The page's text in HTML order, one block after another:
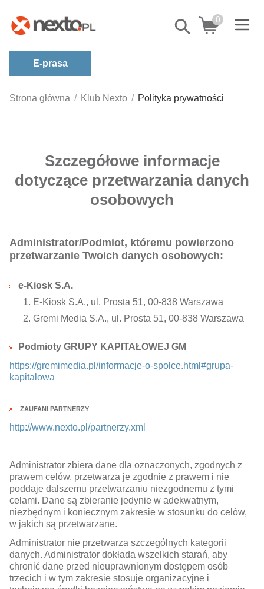
Pokaż/schowaj
wyszukiwarkę
0
E-prasa
biznesowe, branżowe, gospodarka
darmowe wydania
komputery, internet, technologie, informatyka
kobiece, lifestyle, kultura
polityka, społeczno-informacyjne
psychologiczne
popularno-naukowe
historia
zdrowie
Strona główna Klub Nexto Polityka prywatności
Szczegółowe informacje
dotyczące przetwarzania danych
osobowych
Administrator/Podmiot, któremu powierzono
przetwarzanie Twoich danych osobowych:
e-Kiosk S.A.
E-Kiosk S.A., ul. Prosta 51, 00-838 Warszawa
Gremi Media S.A., ul. Prosta 51, 00-838 Warszawa
Podmioty GRUPY KAPITAŁOWEJ GM
https://gremimedia.pl/informacje-o-spolce.html#grupa-
kapitalowa
ZAUFANI PARTNERZY
http://www.nexto.pl/partnerzy.xml
Administrator zbiera dane dla oznaczonych, zgodnych z
prawem celów, przetwarza je zgodnie z prawem i nie
poddaje dalszemu przetwarzaniu niezgodnemu z tymi
celami. Dane są zbieranie jedynie w adekwatnym,
niezbędnym i koniecznym zakresie w stosunku do celów,
w jakich są przetwarzane.
Administrator nie przetwarza szczególnych kategorii
danych. Administrator dokłada wszelkich starań, aby
chronić dane przed nieuprawnionym dostępem osób
trzecich i w tym zakresie stosuje organizacyjne i